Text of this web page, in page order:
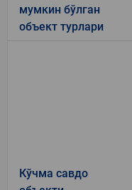
мумкин бўлган
объект турлари
Кўчма савдо